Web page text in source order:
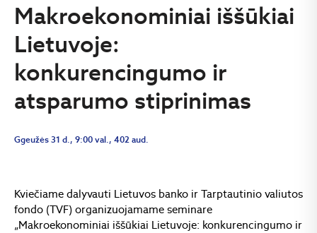
Makroekonominiai iššūkiai
Lietuvoje:
konkurencingumo ir
atsparumo stiprinimas
Ggeužės 31 d., 9:00 val., 402 aud.
Kviečiame dalyvauti Lietuvos banko ir Tarptautinio valiutos
fondo (TVF) organizuojamame seminare
„Makroekonominiai iššūkiai Lietuvoje: konkurencingumo ir